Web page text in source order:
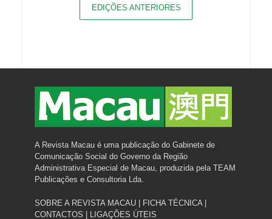
EDIÇÕES ANTERIORES
A Revista Macau é uma publicação do Gabinete de
Comunicação Social do Governo da Região
Administrativa Especial de Macau, produzida pela TEAM
Publicações e Consultoria Lda.
SOBRE A REVISTA MACAU| FICHA TÉCNICA|
CONTACTOS
LIGAÇÕES ÚTEIS